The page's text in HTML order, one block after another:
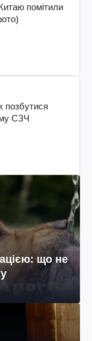
помітили
позбутися
СЗЧ
що не